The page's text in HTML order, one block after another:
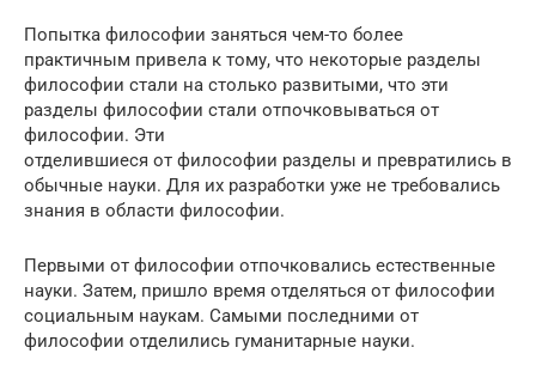
Попытка философии заняться чем-то более
практичным привела к тому, что некоторые разделы
философии стали на столько развитыми, что эти
разделы философии стали отпочковываться от
философии. Эти
отделившиеся от философии разделы и превратились в
обычные науки. Для их разработки уже не требовались
знания в области философии.
Первыми от философии отпочковались естественные
науки. Затем, пришло время отделяться от философии
социальным наукам. Самыми последними от
философии отделились гуманитарные науки.